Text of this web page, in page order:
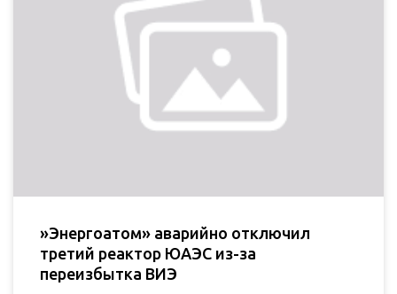
»Энергоатом» аварийно отключил
третий реактор ЮАЭС из-за
переизбытка ВИЭ